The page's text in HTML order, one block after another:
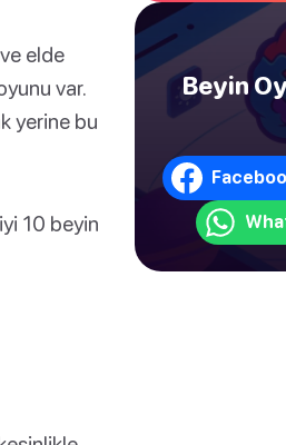
elde
var.
yerine bu
10 beyin
Beyin